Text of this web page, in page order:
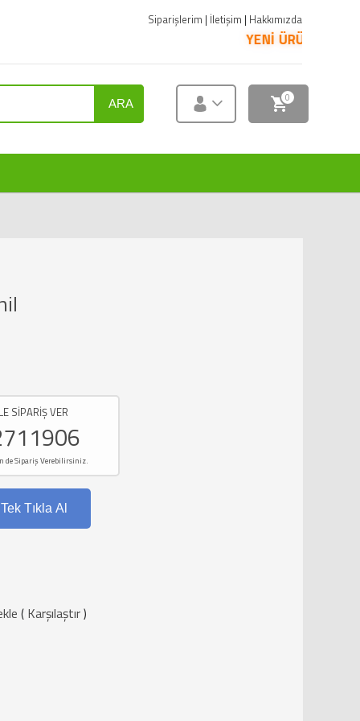
Siparişlerim | İletişim | Hakkımızda
YENİ ÜRÜNLER SATIŞA
ARA 0
SİPARİŞ VER
de Sipariş Verebilirsiniz.
Tek Tıkla Al
( Karşılaştır)